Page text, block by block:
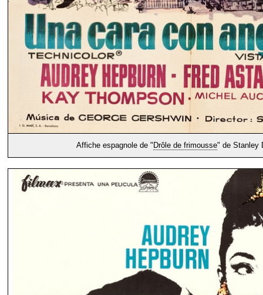
Affiche espagnole de " Drôle de frimousse" de Stanley